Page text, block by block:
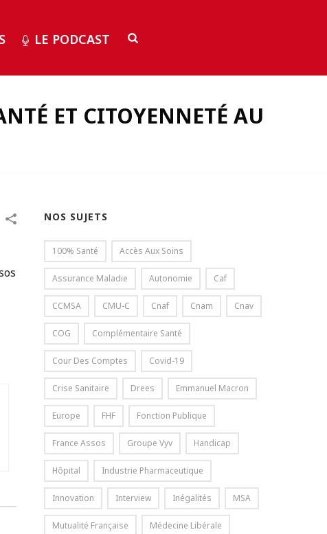
LE PODCAST
ET CITOYENNETÉ AU
NOS SUJETS
100% Santé Accès Aux Soins
Assurance Maladie Autonomie Caf
CCMSA CMU-C Cnaf Cnam Cnav
COG Complémentaire Santé
Cour Des Comptes Covid-19
Crise Sanitaire Drees Emmanuel Macron
Europe FHF Fonction Publique
France Assos Groupe Vyv Handicap
Hôpital Industrie Pharmaceutique
Innovation Interview Inégalités MSA
Mutualité Française Médecine Libérale